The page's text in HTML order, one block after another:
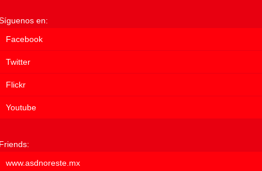
en:
Facebook
Twitter
Flickr
Youtube
www.asdnoreste.mx